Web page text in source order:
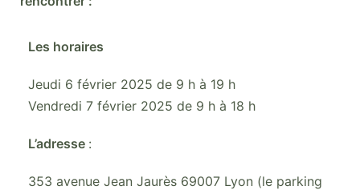
Les horaires
Jeudi 6 février 2025 de 9 h à 19 h
Vendredi 7 février 2025 de 9 h à 18 h
L’adresse :
353 avenue Jean Jaurès 69007 Lyon (le parking